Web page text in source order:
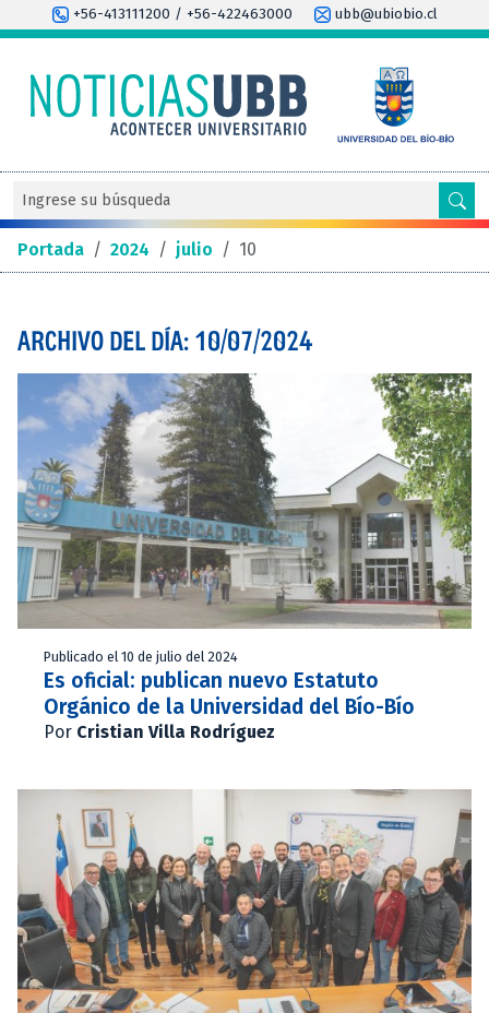
+56-413111200 / +56-422463000 ubb@ubiobio.cl
Portada / 2024 / julio / 10
ARCHIVO DEL DÍA: 10/07/2024
Publicado el 10 de julio del 2024
Es oficial: publican nuevo Estatuto
Orgánico de la Universidad del Bío-Bío
Por Cristian Villa Rodríguez